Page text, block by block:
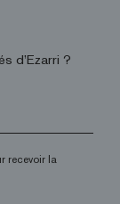
d’Ezarri ?
recevoir la